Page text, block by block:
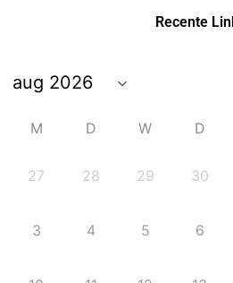
Recente
M D W D
27 28 29 30
3 4 5 6